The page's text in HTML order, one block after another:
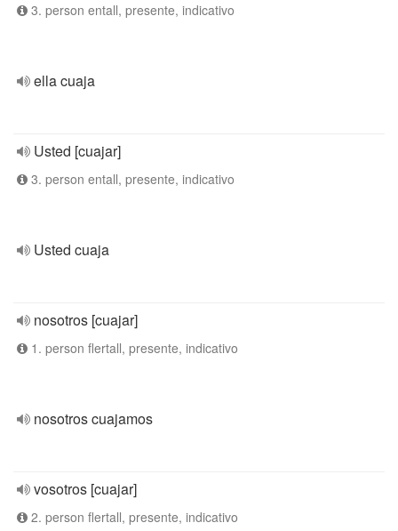
3. person entall, presente, indicativo
ella cuaja
Usted [cuajar]
3. person entall, presente, indicativo
Usted cuaja
nosotros [cuajar]
1. person flertall, presente, indicativo
nosotros cuajamos
vosotros [cuajar]
2. person flertall, presente, indicativo